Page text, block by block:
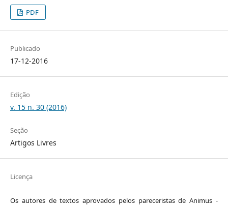
PDF
Publicado
17-12-2016
Edição
v. 15 n. 30 (2016)
Seção
Artigos Livres
Licença
Os autores de textos aprovados pelos pareceristas de Animus -